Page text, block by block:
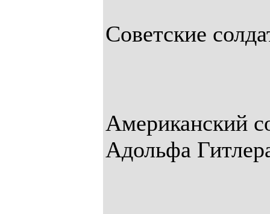
Советские
Американский
Адольфа